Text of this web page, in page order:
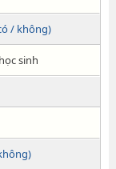
/ không)
sinh